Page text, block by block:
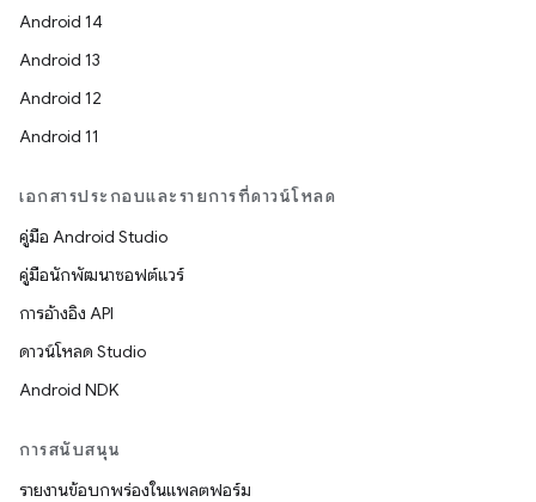
Android 14
Android 13
Android 12
Android 11
เอกสารประกอบและรายการที่ดาวน์โหลด
คู่มือ Android Studio
คู่มือนักพัฒนาซอฟต์แวร์
การอ้างอิง API
ดาวน์โหลด Studio
Android NDK
การสนับสนุน
รายงานข้อบกพร่องในแพลตฟอร์ม